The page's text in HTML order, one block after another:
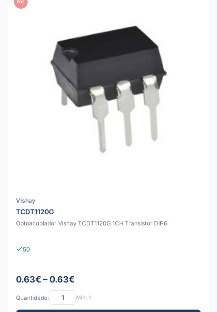
PDF
Vishay
TCDT1120G
Optoacoplador Vishay TCDT1120G 1CH Transistor DIP6
50
0.63€ – 0.63€
Quantidade: Mín: 1